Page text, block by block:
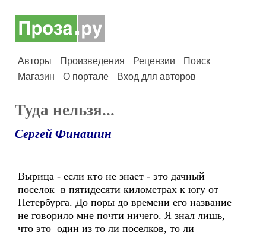
Авторы Произведения Рецензии
Поиск
Магазин
О портале Вход для авторов
Туда нельзя...
Сергей Финашин
Вырица - если кто не знает - это дачный
поселок в пятидесяти километрах к югу от
Петербурга. До поры до времени его название
не говорило мне почти ничего. Я знал лишь,
что это один из то ли поселков, то ли